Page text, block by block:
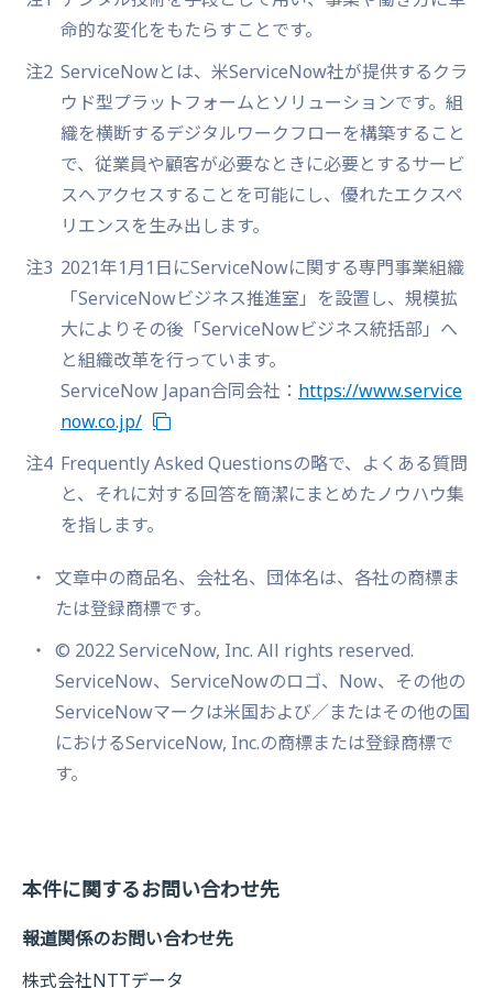
命的な変化をもたらすことです。
注2 ServiceNowとは、米ServiceNow社が提供するクラ
ウド型プラットフォームとソリューションです。組
織を横断するデジタルワークフローを構築すること
で、従業員や顧客が必要なときに必要とするサービ
スへアクセスすることを可能にし、優れたエクスペ
リエンスを生み出します。
注3 2021年1月1日にServiceNowに関する専門事業組織
「ServiceNowビジネス推進室」を設置し、規模拡
大によりその後「ServiceNowビジネス統括部」へ
と組織改革を行っています。
ServiceNow Japan合同会社： https://www.service
now.co.jp/
注4 Frequently Asked Questionsの略で、よくある質問
と、それに対する回答を簡潔にまとめたノウハウ集
を指します。
文章中の商品名、会社名、団体名は、各社の商標ま
たは登録商標です。
© 2022 ServiceNow, Inc. All rights reserved.
ServiceNow、ServiceNowのロゴ、Now、その他の
ServiceNowマークは米国および／またはその他の国
におけるServiceNow, Inc.の商標または登録商標で
す。
本件に関するお問い合わせ先
報道関係のお問い合わせ先
株式会社NTTデータ